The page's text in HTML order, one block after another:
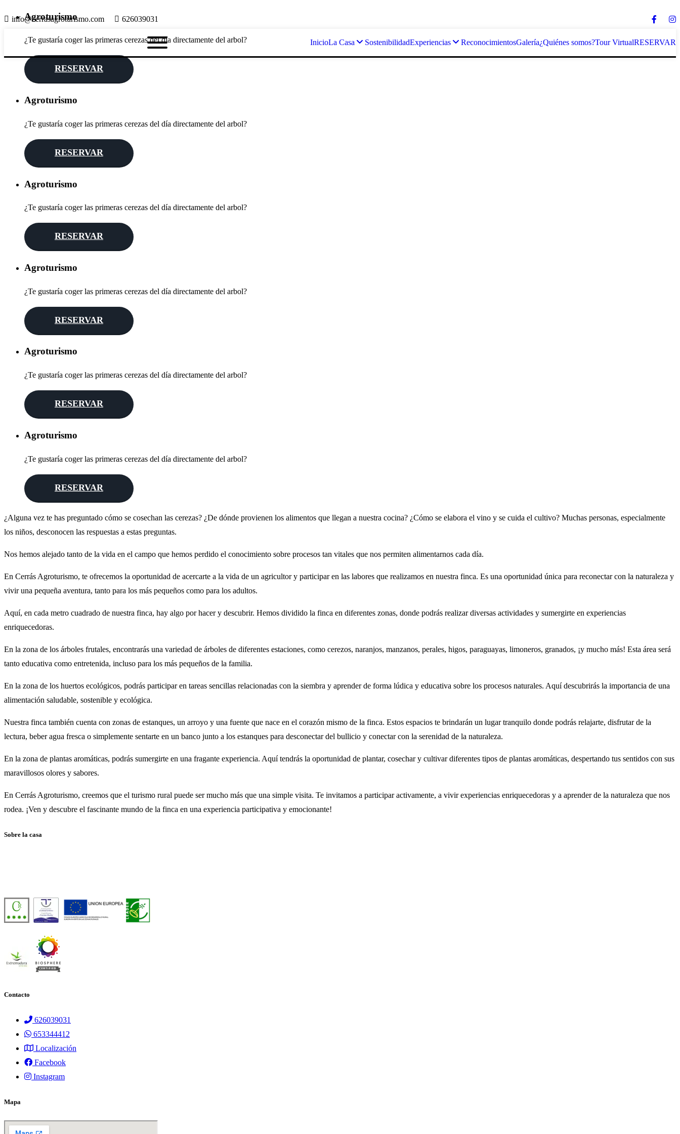
info@cerrasagroturismo.com 626039031
InicioLa Casa SostenibilidadExperiencias ReconocimientosGalería¿Quiénes somos?Tour VirtualRESERVAR
Agroturismo
¿Te gustaría coger las primeras cerezas del día directamente del arbol?
RESERVAR
Agroturismo
¿Te gustaría coger las primeras cerezas del día directamente del arbol?
RESERVAR
Agroturismo
¿Te gustaría coger las primeras cerezas del día directamente del arbol?
RESERVAR
Agroturismo
¿Te gustaría coger las primeras cerezas del día directamente del arbol?
RESERVAR
Agroturismo
¿Te gustaría coger las primeras cerezas del día directamente del arbol?
RESERVAR
Agroturismo
¿Te gustaría coger las primeras cerezas del día directamente del arbol?
RESERVAR
¿Alguna vez te has preguntado cómo se cosechan las cerezas? ¿De dónde provienen los alimentos que llegan a nuestra cocina? ¿Cómo se elabora el vino y se cuida el cultivo? Muchas personas, especialmente
los niños, desconocen las respuestas a estas preguntas.
Nos hemos alejado tanto de la vida en el campo que hemos perdido el conocimiento sobre procesos tan vitales que nos permiten alimentarnos cada día.
En Cerrás Agroturismo, te ofrecemos la oportunidad de acercarte a la vida de un agricultor y participar en las labores que realizamos en nuestra finca. Es una oportunidad única para reconectar con la naturaleza y
vivir una pequeña aventura, tanto para los más pequeños como para los adultos.
Aquí, en cada metro cuadrado de nuestra finca, hay algo por hacer y descubrir. Hemos dividido la finca en diferentes zonas, donde podrás realizar diversas actividades y sumergirte en experiencias
enriquecedoras.
En la zona de los árboles frutales, encontrarás una variedad de árboles de diferentes estaciones, como cerezos, naranjos, manzanos, perales, higos, paraguayas, limoneros, granados, ¡y mucho más! Esta área será
tanto educativa como entretenida, incluso para los más pequeños de la familia.
En la zona de los huertos ecológicos, podrás participar en tareas sencillas relacionadas con la siembra y aprender de forma lúdica y educativa sobre los procesos naturales. Aquí descubrirás la importancia de una
alimentación saludable, sostenible y ecológica.
Nuestra finca también cuenta con zonas de estanques, un arroyo y una fuente que nace en el corazón mismo de la finca. Estos espacios te brindarán un lugar tranquilo donde podrás relajarte, disfrutar de la
lectura, beber agua fresca o simplemente sentarte en un banco junto a los estanques para desconectar del bullicio y conectar con la serenidad de la naturaleza.
En la zona de plantas aromáticas, podrás sumergirte en una fragante experiencia. Aquí tendrás la oportunidad de plantar, cosechar y cultivar diferentes tipos de plantas aromáticas, despertando tus sentidos con sus
maravillosos olores y sabores.
En Cerrás Agroturismo, creemos que el turismo rural puede ser mucho más que una simple visita. Te invitamos a participar activamente, a vivir experiencias enriquecedoras y a aprender de la naturaleza que nos
rodea. ¡Ven y descubre el fascinante mundo de la finca en una experiencia participativa y emocionante!
Sobre la casa
Contacto
626039031
653344412
Localización
Facebook
Instagram
Mapa